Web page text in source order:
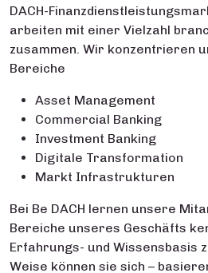
DACH-
arbeiten mit einer Vielzahl
zusammen. Wir konzentrieren
Bereiche
Asset Management
Commercial Banking
Investment Banking
Digitale Transformation
Markt Infrastrukturen
Bei Be DACH lernen unsere
Bereiche unseres Geschäfts
Erfahrungs- und Wissensbasis
Weise können sie sich –